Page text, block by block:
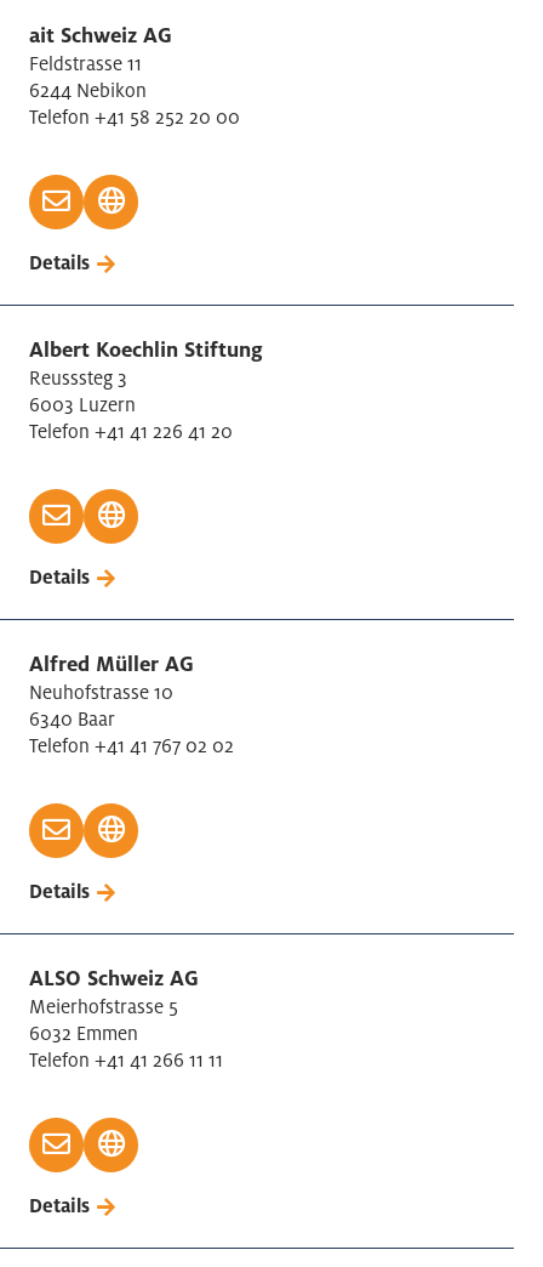
Gummi-/Kunststoff Herstellung
Herstellung von sonstigen Waren
Holdinggesellschaft
Holzverarbeitung
Immobilienbranche
Informationsdienstleistungen
Kultur und Unterhaltung
Lagerei / Verkehrsdienstleistungen
Landwirtschaft
Lebensmittelindustrie
Luft-, Raumfahrzeug-, Bootsbau
Luftfahrt: Personen-/Güterbeförderung
Maschinen-/-Elektro-/Metallindustrie
Medizin Technik
Mess-, Kontroll-Instrumente, Uhren Herstellung
Messe / Ausstellung
Metall Erzeugung/Bearbeitung
Metallerzeugnisse Herstellung
Öffentliche Verwaltung
Personalvermittlung
Persönliche Dienstleistungen
Pharmaindustrie
Post-/Kurierdienst
Rechtsberatung
Sonstige wissenschaftliche, technische Tätigkeiten
Tabakverarbeitung
Textilien Herstellung
Treuhand / Wirtschaftsprüfung / Steuerberatung
ait Schweiz AG
Feldstrasse 11
6244 Nebikon
Telefon +41 58 252 20 00
Details
Albert Koechlin Stiftung
Reusssteg 3
6003 Luzern
Telefon +41 41 226 41 20
Details
Alfred Müller AG
Neuhofstrasse 10
6340 Baar
Telefon +41 41 767 02 02
Details
ALSO Schweiz AG
Meierhofstrasse 5
6032 Emmen
Telefon +41 41 266 11 11
Details